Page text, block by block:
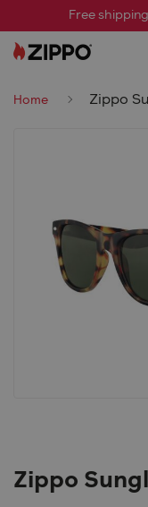
Free
Home Zippo
Zippo